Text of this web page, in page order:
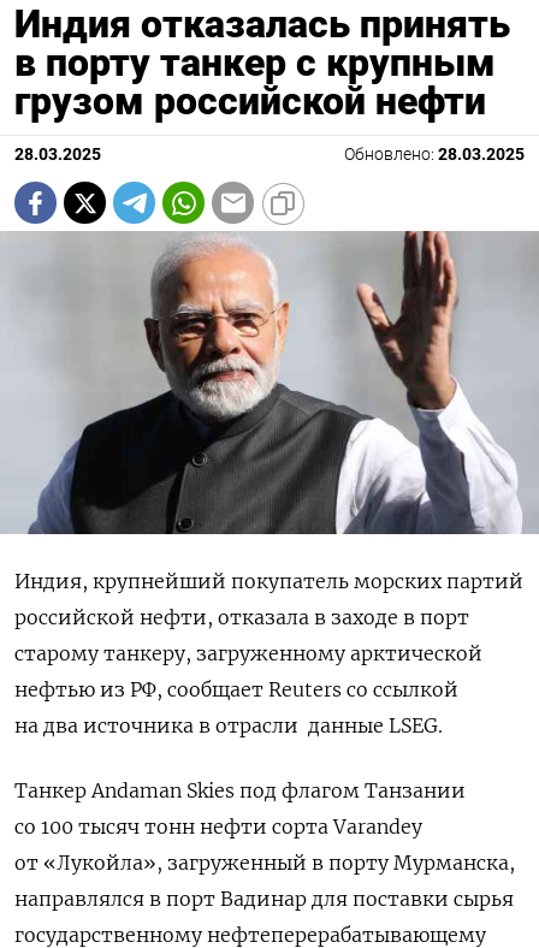
Индия отказалась принять
в порту танкер с крупным
грузом российской нефти
28.03.2025 Обновлено: 28.03.2025
Индия, крупнейший покупатель морских партий
российской нефти, отказала в заходе в порт
старому танкеру, загруженному арктической
нефтью из РФ, сообщает Reuters со ссылкой
на два источника в отрасли данные LSEG.
Танкер Andaman Skies под флагом Танзании
со 100 тысяч тонн нефти сорта Varandey
от «Лукойла», загруженный в порту Мурманска,
направлялся в порт Вадинар для поставки сырья
государственному нефтеперерабатывающему